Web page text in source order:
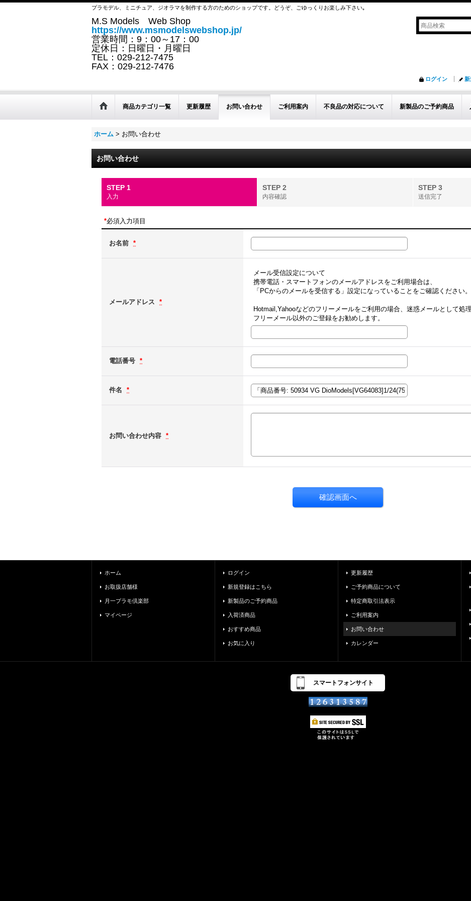
プラモデル、ミニチュア、ジオラマを制作する方のためのショップです。どうぞ、ごゆっくりお楽しみ下さい｡
M.S Models Web Shop
https://www.msmodelswebshop.jp/
営業時間：9：00～17：00
定休日：日曜日・月曜日
TEL：029-212-7475
FAX：029-212-7476
ログイン 新
商品カテゴリ一覧 更新履歴 お問い合わせ ご利用案内 不良品の対応について 新製品のご予約商品
ホーム > お問い合わせ
お問い合わせ
STEP 1
入力
STEP 2
内容確認
STEP 3
送信完了
*必須入力項目
お名前 *
メールアドレス *
メール受信設定について
携帯電話・スマートフォンのメールアドレスをご利用場合は、
「PCからのメールを受信する」設定になっていることをご確認ください。
Hotmail,Yahooなどのフリーメールをご利用の場合、迷惑メールとして処
フリーメール以外のご登録をお勧めします。
電話番号 *
件名 *
お問い合わせ内容 *
ホーム
お取扱店舗様
月一プラモ倶楽部
マイページ
ログイン
新規登録はこちら
新製品のご予約商品
入荷済商品
おすすめ商品
お気に入り
更新履歴
ご予約商品について
特定商取引法表示
ご利用案内
お問い合わせ
カレンダー
スマートフォンサイト